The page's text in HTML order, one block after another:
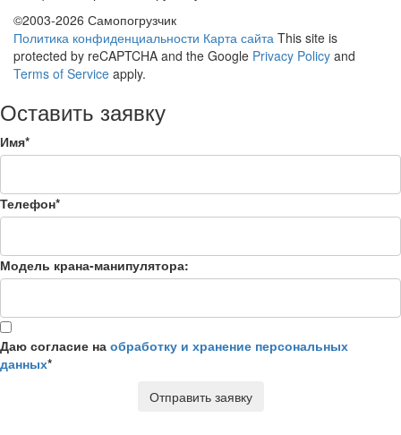
©2003-2026 Самопогрузчик
Политика конфиденциальности Карта сайта This site is
protected by reCAPTCHA and the Google Privacy Policy and
Terms of Service apply.
Оставить заявку
Имя*
Телефон*
Модель крана-манипулятора:
Даю согласие на обработку и хранение персональных
данных*
Отправить заявку